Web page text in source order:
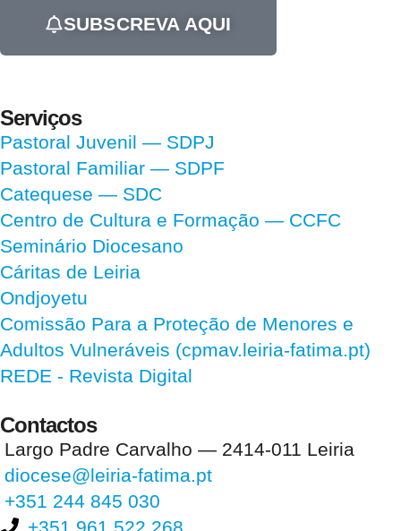
SUBSCREVA AQUI
Serviços
Pastoral Juvenil — SDPJ
Pastoral Familiar — SDPF
Catequese — SDC
Centro de Cultura e Formação — CCFC
Seminário Diocesano
Cáritas de Leiria
Ondjoyetu
Comissão Para a Proteção de Menores e
Adultos Vulneráveis (cpmav.leiria-fatima.pt)
REDE - Revista Digital
Contactos
Largo Padre Carvalho — 2414-011 Leiria
diocese@leiria-fatima.pt
+351 244 845 030